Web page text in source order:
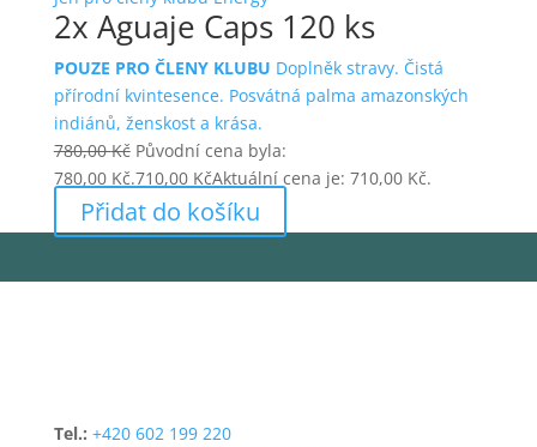
2x Aguaje Caps 120 ks
POUZE PRO ČLENY KLUBU Doplněk stravy. Čistá
přírodní kvintesence. Posvátná palma amazonských
indiánů, ženskost a krása.
780,00Kč Původní cena byla:
780,00 Kč.710,00 KčAktuální cena je: 710,00 Kč.
Přidat do košíku
Tel.: +420 602 199 220